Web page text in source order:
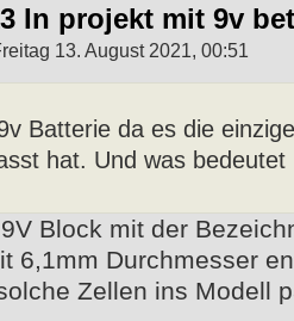
In projekt mit 9v
13. August 2021, 00:51
Batterie da es die
hat. Und was bedeutet
Block mit der
6,1mm Durchmesser
Zellen ins Modell